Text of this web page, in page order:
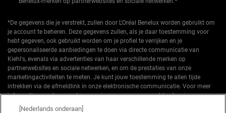
*De gegevens die je verstrekt, zullen door L'Oréal Benelux worden gebruikt om
je account te beheren. Deze gegevens zullen, als je daar toestemming voor
hebt gegeven, ook gebruikt worden om je profiel te verrijken en je
gepersonaliseerde aanbiedingen te doen via directe communicatie van
Kiehl's, evenals via advertenties van haar verschillende merken op
partnerwebsites en sociale netwerken, en om de prestaties van onze
marketingactiviteiten te meten. Je kunt jouw toestemming te allen tijde
intrekken via de afmeldlink in onze elektronische communicatie. Voor meer
informatie over de verwerking van jouw gegevens en rechten kun je ons
privacybeleid
[Nederlands onderaan]